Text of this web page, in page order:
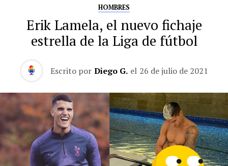
HOMBRES
Erik Lamela, el nuevo fichaje
estrella de la Liga de fútbol
Escrito por Diego G. el 26 de julio de 2021